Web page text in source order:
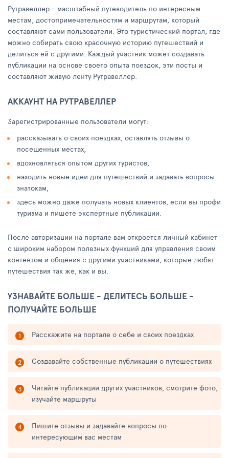
Рутравеллер - масштабный путеводитель по интересным
местам, достопримечательностям и маршрутам, который
составляют сами пользователи. Это туристический портал, где
можно собирать свою красочную историю путешествий и
делиться ей с другими. Каждый участник может создавать
публикации на основе своего опыта поездок, эти посты и
составляют живую ленту Рутравеллер.
АККАУНТ НА РУТРАВЕЛЛЕР
Зарегистрированные пользователи могут:
рассказывать о своих поездках, оставлять отзывы о
посещенных местах,
вдохновляться опытом других туристов,
находить новые идеи для путешествий и задавать вопросы
знатокам,
здесь можно даже получать новых клиентов, если вы профи
туризма и пишете экспертные публикации.
После авторизации на портале вам откроется личный кабинет
с широким набором полезных функций для управления своим
контентом и общения с другими участниками, которые любят
путешествия так же, как и вы.
УЗНАВАЙТЕ БОЛЬШЕ - ДЕЛИТЕСЬ БОЛЬШЕ -
ПОЛУЧАЙТЕ БОЛЬШЕ
Расскажите на портале о себе и своих поездках
Создавайте собственные публикации о путешествиях
Читайте публикации других участников, смотрите фото,
изучайте маршруты
Пишите отзывы и задавайте вопросы по
интересующим вас местам